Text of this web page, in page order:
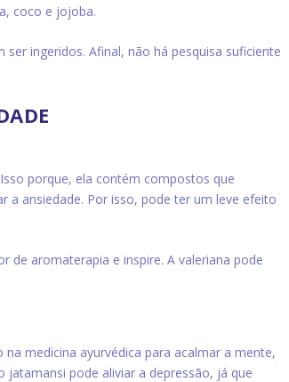
coco e jojoba.
ingeridos. Afinal, não há pesquisa suficiente
porque, ela contém compostos que
a ansiedade. Por isso, pode ter um leve efeito
de aromaterapia e inspire. A valeriana pode
medicina ayurvédica para acalmar a mente,
pode aliviar a depressão, já que